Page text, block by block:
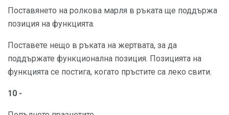
Поставянето на ролкова марля в ръката ще поддържа
позиция на функцията.
Поставете нещо в ръката на жертвата, за да
поддържате функционална позиция. Позицията на
функцията се постига, когато пръстите са леко свити.
10 -